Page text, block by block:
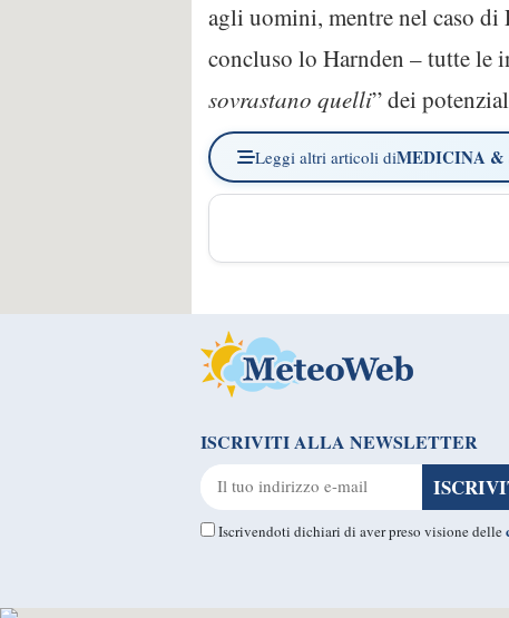
agli uomini, mentre nel caso
concluso lo Harnden – tutte le
sovrastano quelli” dei
Leggi altri articoli diMEDICINA &
ISCRIVITI ALLA NEWSLETTER
Iscrivendoti dichiari di aver preso visione delle